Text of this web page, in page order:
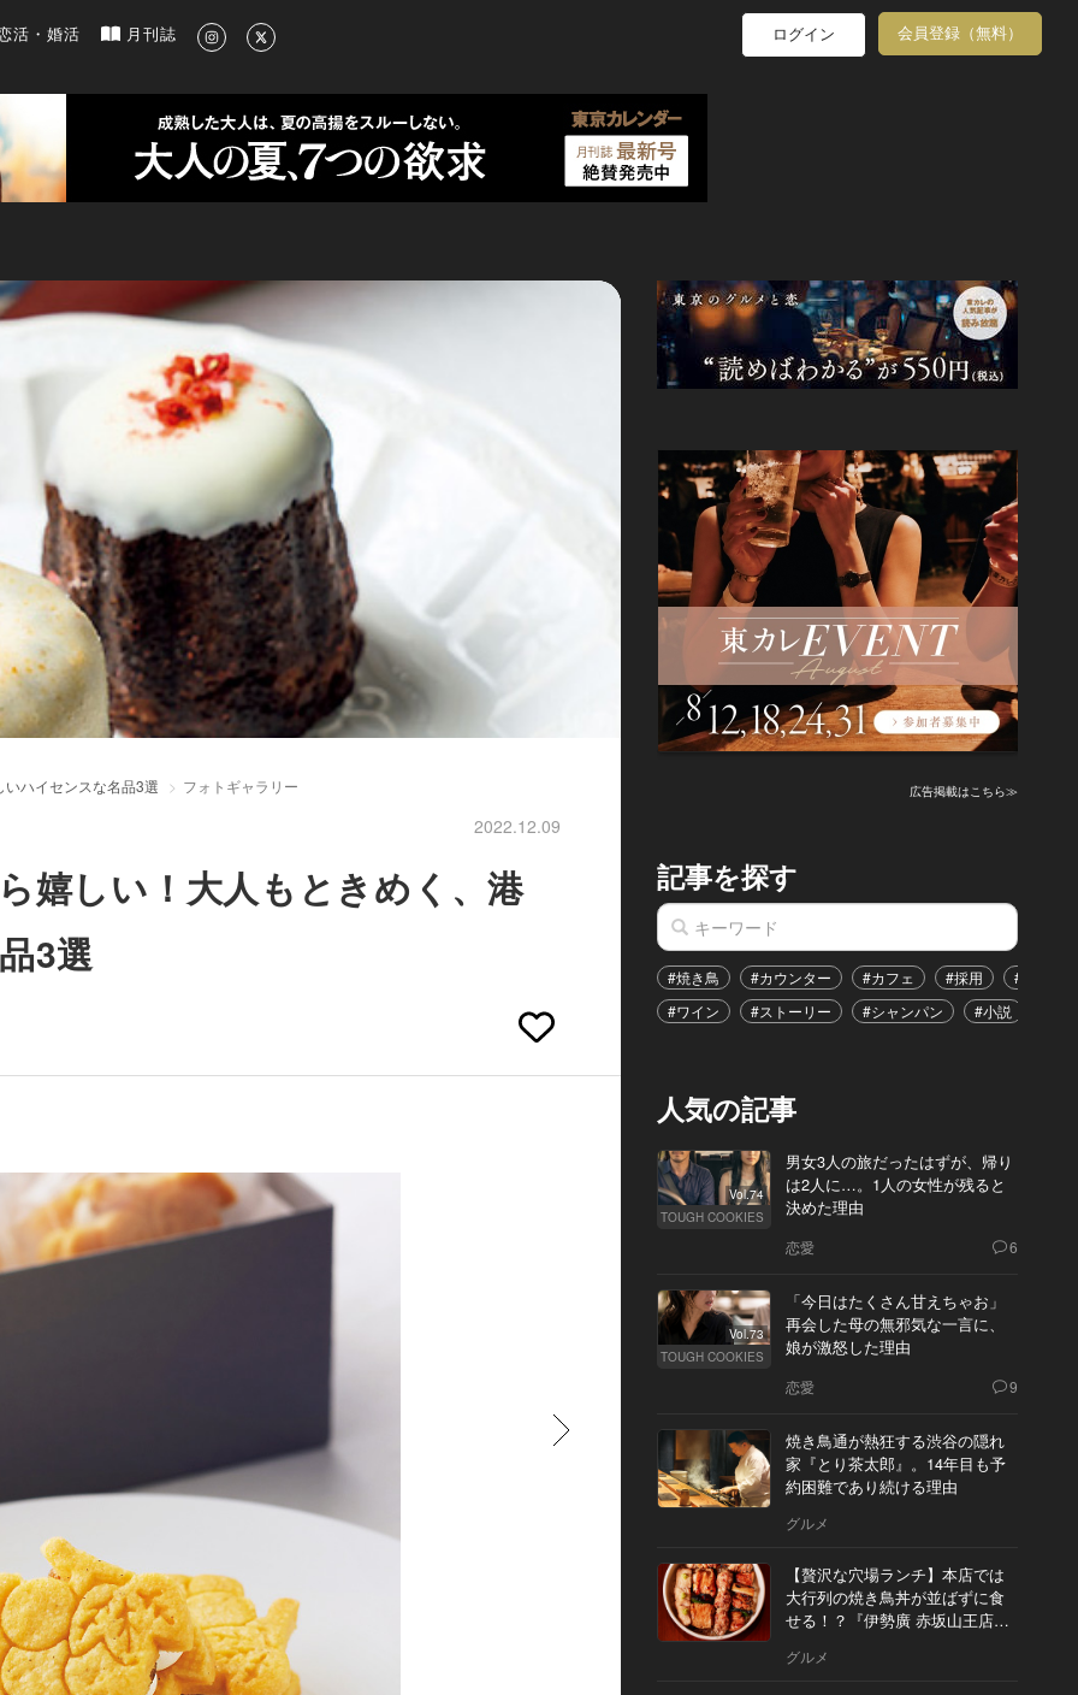
ルメ、洗練されたライフスタイル情報
活・婚活 月刊誌 ログイン 会員登録（無料）
ハイセンスな名品3選 フォトギャラリー
2022.12.09
嬉しい！大人もときめく、港
3選
広告掲載はこちら≫
記事を探す
#焼き鳥 #カウンター #カフェ #採用
#恋愛
#ワイン
#ストーリー #シャンパン #小説
人気の記事
Vol.74
TOUGH COOKIES
男女3人の旅だったはずが、帰り
は2人に…。1人の女性が残ると
決めた理由
恋愛 6
Vol.73
TOUGH COOKIES
「今日はたくさん甘えちゃお」
再会した母の無邪気な一言に、
娘が激怒した理由
恋愛 9
焼き鳥通が熱狂する渋谷の隠れ
家『とり茶太郎』。14年目も予
約困難であり続ける理由
グルメ
【贅沢な穴場ランチ】本店では
大行列の焼き鳥丼が並ばずに食
せる！？『伊勢廣 赤坂山王店』
グルメ